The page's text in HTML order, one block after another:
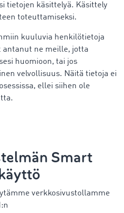
tietojen käsittelyä. Käsittely
toteuttamiseksi.
kuuluvia henkilötietoja
antanut ne meille, jotta
huomioon, tai jos
velvollisuus. Näitä tietoja ei
ellei siihen ole
Smart
verkkosivustollamme